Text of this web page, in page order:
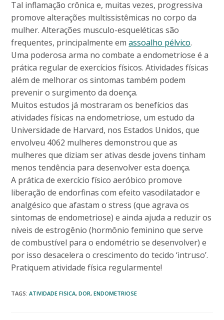
Tal inflamação crônica e, muitas vezes, progressiva
promove alterações multissistêmicas no corpo da
mulher. Alterações musculo-esqueléticas são
frequentes, principalmente emassoalho pélvico.
Uma poderosa arma no combate a endometriose é a
prática regular de exercícios físicos. Atividades físicas
além de melhorar os sintomas também podem
prevenir o surgimento da doença.
Muitos estudos já mostraram os benefícios das
atividades físicas na endometriose, um estudo da
Universidade de Harvard, nos Estados Unidos, que
envolveu 4062 mulheres demonstrou que as
mulheres que diziam ser ativas desde jovens tinham
menos tendência para desenvolver esta doença.
A prática de exercício físico aeróbico promove
liberação de endorfinas com efeito vasodilatador e
analgésico que afastam o stress (que agrava os
sintomas de endometriose) e ainda ajuda a reduzir os
níveis de estrogênio (hormônio feminino que serve
de combustível para o endométrio se desenvolver) e
por isso desacelera o crescimento do tecido ‘intruso’.
Pratiquem atividade física regularmente!
TAGS:ATIVIDADE FISICA, DOR, ENDOMETRIOSE